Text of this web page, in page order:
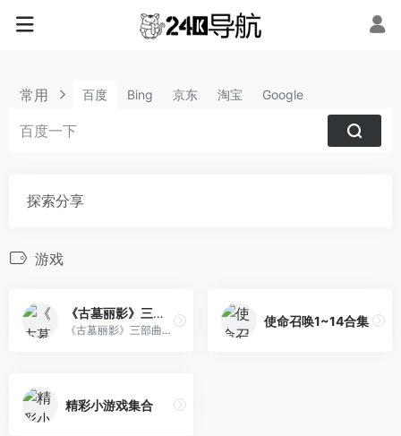
常用 百度 Bing 京东 淘宝 Google
探索分享
游戏
《古墓丽影》三部曲限时免费领取
《古墓丽影》三部曲限时免费领取
使命召唤1~14合集
精彩小游戏集合